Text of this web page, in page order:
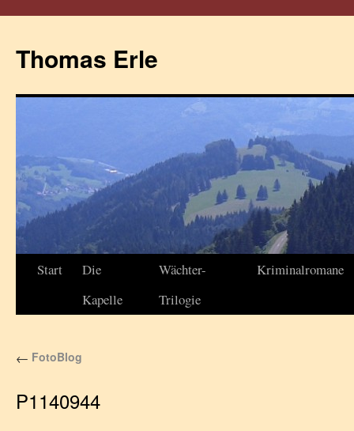
Thomas Erle
Start
Die
Kapelle
Wächter-
Trilogie
Kriminalromane
← FotoBlog
P1140944